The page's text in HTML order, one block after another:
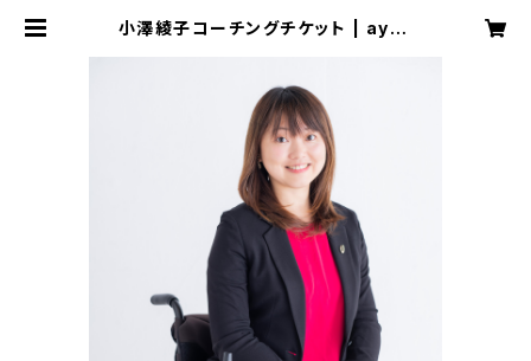
小澤綾子コーチングチケット | ayak